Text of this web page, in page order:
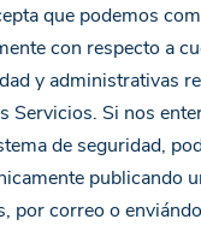
que podemos
con respecto a
y administrativas
Servicios. Si nos
de seguridad,
publicando
por correo o